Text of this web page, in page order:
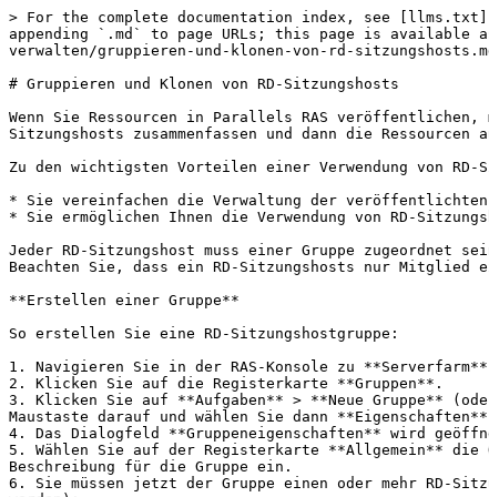
> For the complete documentation index, see [llms.txt](https://docs.parallels.com/landing/llms.txt). Markdown versions of documentation pages are available by appending `.md` to page URLs; this page is available as [Markdown](https://docs.parallels.com/landing/ras-admin-guide/v20-de-de/rd-sitzungshosts/rd-sitzungshosts-verwalten/gruppieren-und-klonen-von-rd-sitzungshosts.md).

# Gruppieren und Klonen von RD-Sitzungshosts

Wenn Sie Ressourcen in Parallels RAS veröffentlichen, müssen Sie einen oder mehrere Server angeben, auf denen sie gehostet werden. Mit Gruppen können Sie mehrere RD-Sitzungshosts zusammenfassen und dann die Ressourcen aus der Gruppe veröffentlichen, anstatt einzelne Server anzugeben.

Zu den wichtigsten Vorteilen einer Verwendung von RD-Sitzungshostgruppen gehören folgende:

* Sie vereinfachen die Verwaltung der veröffentlichten Ressourcen.
* Sie ermöglichen Ihnen die Verwendung von RD-Sitzungshosts, die aus einer Vorlage erstellt wurden. Mehr dazu später in diesem Abschnitt.

Jeder RD-Sitzungshost muss einer Gruppe zugeordnet sein. Parallels RAS wird mit einer Standardgruppe mit dem Namen **\<Default>** geliefert, die Sie verwenden können. Beachten Sie, dass ein RD-Sitzungshosts nur Mitglied einer Gruppe sein kann. Sie können nicht denselben Server mehreren Gruppen hinzufügen.

**Erstellen einer Gruppe**

So erstellen Sie eine RD-Sitzungshostgruppe:

1. Navigieren Sie in der RAS-Konsole zu **Serverfarm** > \<Site> > **RD-Sitzungshosts**.
2. Klicken Sie auf die Registerkarte **Gruppen**.
3. Klicken Sie auf **Aufgaben** > **Neue Gruppe** (oder klicken Sie auf das Symbol **\[+]**). Um eine bestehende Gruppe zu ändern, klicken Sie mit der rechten Maustaste darauf und wählen Sie dann **Eigenschaften** im Kontextmenü.
4. Das Dialogfeld **Gruppeneigenschaften** wird geöffnet. Hier können Sie die Gruppeneinstellungen wie unten beschrieben festlegen.
5. Wählen Sie auf der Registerkarte **Allgemein** die Option **Gruppe der Site aktivieren**, um die Gruppe zu aktivieren. Geben Sie einen Namen und wahlweise eine Beschreibung für die Gruppe ein.
6. Sie müssen jetzt der Gruppe einen oder mehr RD-Sitzungshosts hinzufügen. Sie können dies mit den folgenden Optionen tun (beide können gleichzeitig verwendet werden):
   * (Nur vorlagenbasierte RD-Sitzungshosts) Gehen Sie zur Registerkarte **Automatische Skalierung** und geben Sie eine Vorlage an, auf der die RD-Sitzungshosts basieren. Danach konfigurieren Sie die automatische Skalierung, wie im Abschnitt Autoskalierung“ oben beschrieben. Weitere Informationen über die Einrichtung vorlagenbasierter RD-Sitzungshosts finden Sie im Abschnitt [**Vorlagenbasierten RD-Sitzungshosts hinzufügen**](https://download.parallels.com/ras/v19/docs/de_DE/Parallels-RAS-19-Administrators-Guide/49407.htm).
   * (Vorlagenbasiert und eigenständige RD-Sitzungshosts) Gehen Sie zur Registerkarte **Server** und fügen Sie die Server einzeln manuell hinzu, indem Sie auf **Aufgaben** > **Hinzufügen** klicken und dann einen Server aus der Liste auswählen. Sie können einen Server auch nachträglich hinzufügen, indem Sie zu **Serverfarm > Site > RD-Sitzungshosts > RD-Sitzungshosts** gehen, dort mit der rechten Maustaste auf RD-Sitzungshosts klicken und **Der Gruppe zuweisen** auswählen.

Nachdem Sie eine Gruppe erstellt und später